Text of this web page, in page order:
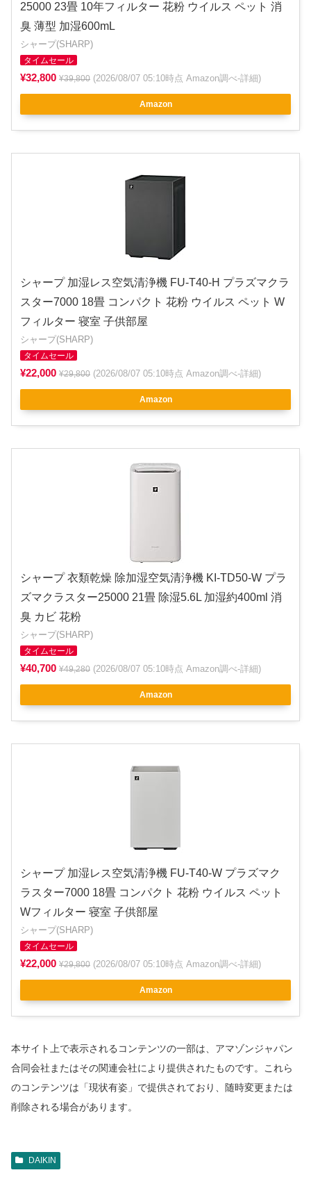
25000 23畳 10年フィルター 花粉 ウイルス ペット 消
臭 薄型 加湿600mL
シャープ(SHARP)
タイムセール
¥32,800 ¥39,800 (2026/08/07 05:10時点 Amazon調べ-詳細)
Amazon
シャープ 加湿レス空気清浄機 FU-T40-H プラズマクラ
スター7000 18畳 コンパクト 花粉 ウイルス ペット W
フィルター 寝室 子供部屋
シャープ(SHARP)
タイムセール
¥22,000 ¥29,800 (2026/08/07 05:10時点 Amazon調べ-詳細)
Amazon
シャープ 衣類乾燥 除加湿空気清浄機 KI-TD50-W プラ
ズマクラスター25000 21畳 除湿5.6L 加湿約400ml 消
臭 カビ 花粉
シャープ(SHARP)
タイムセール
¥40,700 ¥49,280 (2026/08/07 05:10時点 Amazon調べ-詳細)
Amazon
シャープ 加湿レス空気清浄機 FU-T40-W プラズマク
ラスター7000 18畳 コンパクト 花粉 ウイルス ペット
Wフィルター 寝室 子供部屋
シャープ(SHARP)
タイムセール
¥22,000 ¥29,800 (2026/08/07 05:10時点 Amazon調べ-詳細)
Amazon
本サイト上で表示されるコンテンツの一部は、アマゾンジャパン
合同会社またはその関連会社により提供されたものです。これら
のコンテンツは「現状有姿」で提供されており、随時変更または
削除される場合があります。
DAIKIN